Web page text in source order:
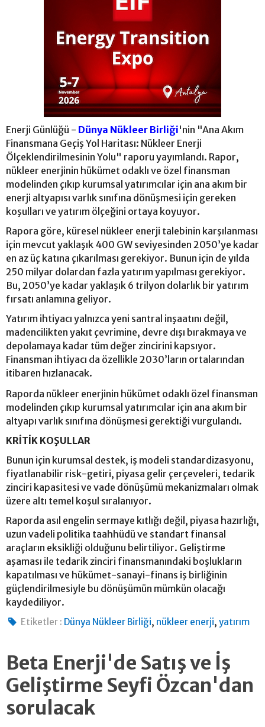
Enerji Günlüğü - Dünya Nükleer Birliği'nin "Ana Akım
Finansmana Geçiş Yol Haritası: Nükleer Enerji
Ölçeklendirilmesinin Yolu" raporu yayımlandı. Rapor,
nükleer enerjinin hükümet odaklı ve özel finansman
modelinden çıkıp kurumsal yatırımcılar için ana akım bir
enerji altyapısı varlık sınıfına dönüşmesi için gereken
koşulları ve yatırım ölçeğini ortaya koyuyor.
Rapora göre, küresel nükleer enerji talebinin karşılanması
için mevcut yaklaşık 400 GW seviyesinden 2050’ye kadar
en az üç katına çıkarılması gerekiyor. Bunun için de yılda
250 milyar dolardan fazla yatırım yapılması gerekiyor.
Bu, 2050’ye kadar yaklaşık 6 trilyon dolarlık bir yatırım
fırsatı anlamına geliyor.
Yatırım ihtiyacı yalnızca yeni santral inşaatını değil,
madencilikten yakıt çevrimine, devre dışı bırakmaya ve
depolamaya kadar tüm değer zincirini kapsıyor.
Finansman ihtiyacı da özellikle 2030’ların ortalarından
itibaren hızlanacak.
Raporda nükleer enerjinin hükümet odaklı özel finansman
modelinden çıkıp kurumsal yatırımcılar için ana akım bir
altyapı varlık sınıfına dönüşmesi gerektiği vurgulandı.
KRİTİK KOŞULLAR
Bunun için kurumsal destek, iş modeli standardizasyonu,
fiyatlanabilir risk-getiri, piyasa gelir çerçeveleri, tedarik
zinciri kapasitesi ve vade dönüşümü mekanizmaları olmak
üzere altı temel koşul sıralanıyor.
Raporda asıl engelin sermaye kıtlığı değil, piyasa hazırlığı,
uzun vadeli politika taahhüdü ve standart finansal
araçların eksikliği olduğunu belirtiliyor. Geliştirme
aşaması ile tedarik zinciri finansmanındaki boşlukların
kapatılması ve hükümet-sanayi-finans iş birliğinin
güçlendirilmesiyle bu dönüşümün mümkün olacağı
kaydediliyor.
Etiketler : Dünya Nükleer Birliği, nükleer enerji,yatırım
Beta Enerji'de Satış ve İş
Geliştirme Seyfi Özcan'dan
sorulacak